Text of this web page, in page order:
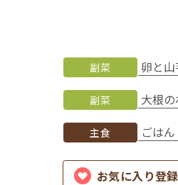
副菜 卵と
副菜 大根
主食 ごはん
お気に入り登